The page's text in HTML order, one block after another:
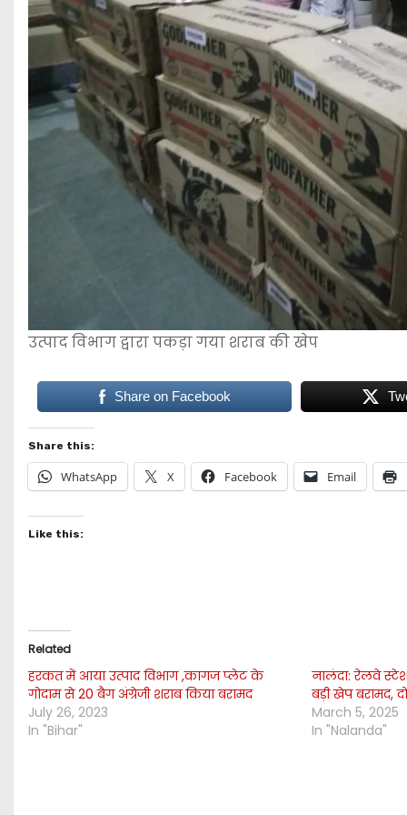
उत्पाद विभाग द्वारा पकड़ा गया शराब की खेप
Share on Facebook
Share this:
WhatsApp X Facebook Email
Like this:
Related
हरकत में आया उत्पाद विभाग ,कागज प्लेट के
गोदाम से 20 बैग अंग्रेजी शराब किया बरामद
July 26, 2023
In "Bihar"
नालंदा: रेलवे
बड़ी खेप बरामद,
March 5, 2025
In "Nalanda"